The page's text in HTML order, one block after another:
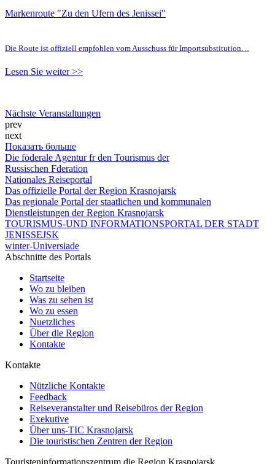
Markenroute "Zu den Ufern des Jenissei"
Die Route ist offiziell empfohlen vom Ausschuss für Importsubstitution…
Lesen Sie weiter >>
Nächste Veranstaltungen
prev
next
Показать больше
Die föderale Agentur fr den Tourismus der
Russischen Fderation
Nationales Reiseportal
Das offizielle Portal der Region Krasnojarsk
Das regionale Portal der staatlichen und kommunalen
Dienstleistungen der Region Krasnojarsk
TOURISMUS-UND INFORMATIONSPORTAL DER STADT
JENISSEJSK
winter-Universiade
Abschnitte des Portals
Startseite
Wo zu bleiben
Was zu sehen ist
Wo zu essen
Nuetzliches
Über die Region
Kontakte
Kontakte
Nützliche Kontakte
Feedback
Reiseveranstalter und Reisebüros der Region
Exekutive
Über uns-TIC Krasnojarsk
Die touristischen Zentren der Region
Touristeninformationszentrum die Region Krasnojarsk